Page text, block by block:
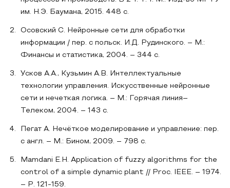
им. Н.Э. Баумана, 2015. 448 с.
Осовский С. Нейронные сети для обработки
информации / пер. с польск. И.Д. Рудинского. – М.:
Финансы и статистика, 2004. – 344 с.
Усков А.А., Кузьмин А.В. Интеллектуальные
технологии управления. Искусственные нейронные
сети и нечеткая логика. – М.: Горячая линия–
Телеком, 2004. – 143 с.
Пегат А. Нечёткое моделирование и управление: пер.
с англ. – М.: Бином, 2009. – 798 с.
Mamdani E.H. Application of fuzzy algorithms for the
control of a simple dynamic plant // Proc. IEEE. – 1974.
– P. 121-159.